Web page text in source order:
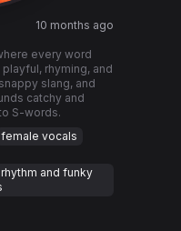
10 months ago
every word
rhyming, and
slang, and
catchy and
S-words.
female vocals
and funky